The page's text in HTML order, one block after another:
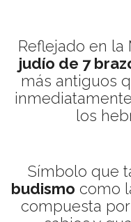
Reflejado en la
judío de 7
más antiguos
los
Símbolo que
budismo como
compuesta por